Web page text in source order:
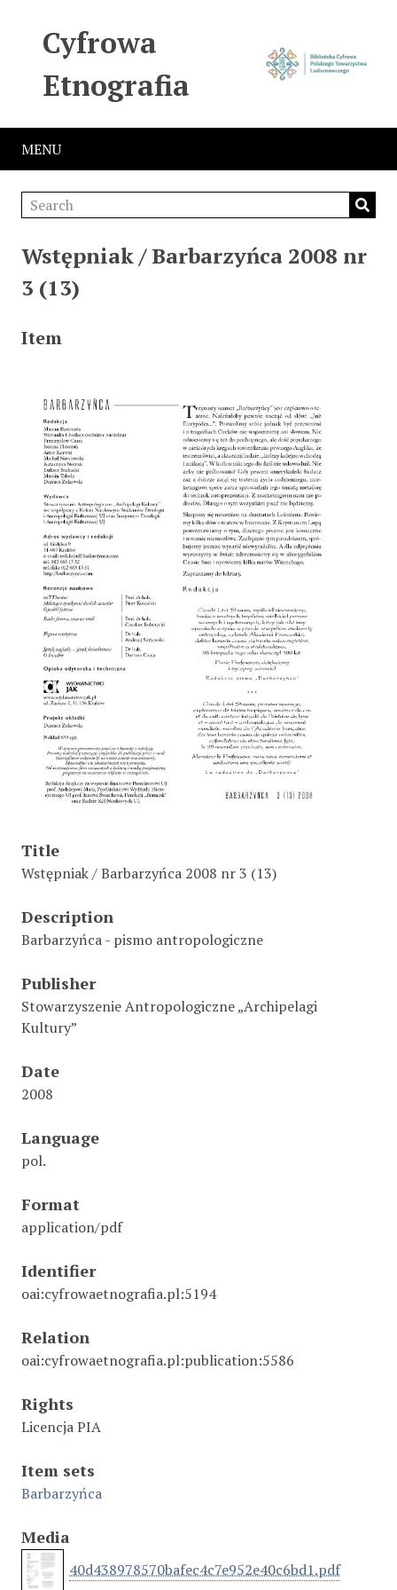
Cyfrowa
Etnografia
MENU
Wstępniak / Barbarzyńca 2008 nr
3 (13)
Item
Title
Wstępniak / Barbarzyńca 2008 nr 3 (13)
Description
Barbarzyńca - pismo antropologiczne
Publisher
Stowarzyszenie Antropologiczne „Archipelagi
Kultury”
Date
2008
Language
pol.
Format
application/pdf
Identifier
oai:cyfrowaetnografia.pl:5194
Relation
oai:cyfrowaetnografia.pl:publication:5586
Rights
Licencja PIA
Item sets
Barbarzyńca
Media
40d438978570bafec4c7e952e40c6bd1.pdf